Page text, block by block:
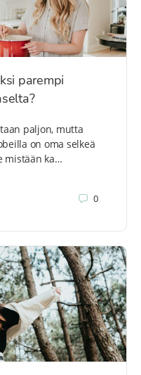
parempi
paljon, mutta
on oma selkeä
mistään ka…
0